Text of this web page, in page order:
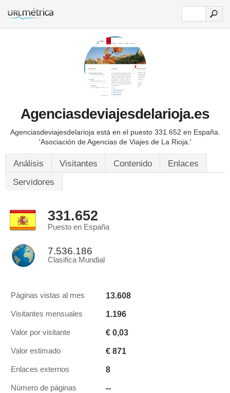
Agenciasdeviajesdelarioja.es
Agenciasdeviajesdelarioja está en el puesto 331.652 en España.
'Asociación de Agencias de Viajes de La Rioja.'
Análisis Visitantes Contenido
Enlaces
Servidores
331.652
Puesto en España
7.536.186
Clasifica Mundial
Páginas vistas al mes 13.608
Visitantes mensuales 1.196
Valor por visitante € 0,03
Valor estimado € 871
Enlaces externos 8
Número de páginas --